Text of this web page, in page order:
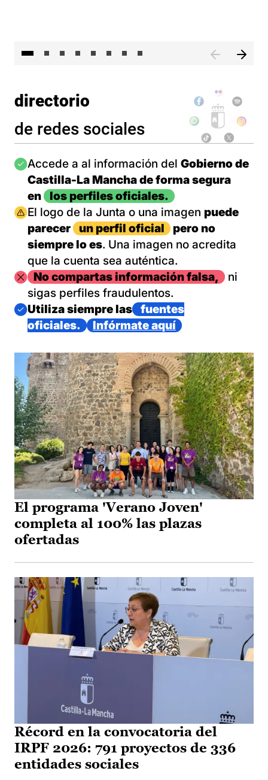
directorio
de redes sociales
Imagen
Accede a al información del Gobierno de
Castilla-La Mancha de forma segura
en
los perfiles oficiales.
Imagen
El logo de la Junta o una imagen puede
parecer
un perfil oficial
pero no
siempre lo es. Una imagen no acredita
que la cuenta sea auténtica.
ImagenNo compartas información falsa,
ni
sigas perfiles fraudulentos.
Imagen
Utiliza siempre las
fuentes
oficiales.
Infórmate aquí
El programa 'Verano Joven'
completa al 100% las plazas
ofertadas
Récord en la convocatoria del
IRPF 2026: 791 proyectos de 336
entidades sociales